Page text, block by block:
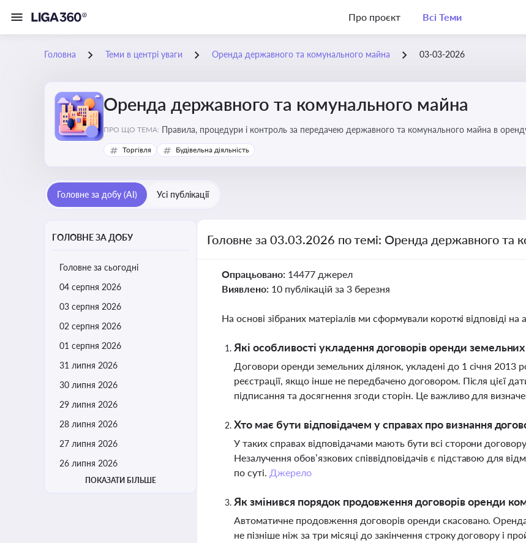
Про проєкт Всі Теми
Головна Теми в центрі уваги Оренда державного та комунального майна 03-03-2026
Оренда державного та комунального майна
ПРО ЩО ТЕМА: Правила, процедури і контроль за передачею державного та комунального майна в
Торгівля Будівельна діяльність
Головне за добу (AI) Усі публікації
ГОЛОВНЕ ЗА ДОБУ
Головне за сьогодні
04 серпня 2026
03 серпня 2026
02 серпня 2026
01 серпня 2026
31 липня 2026
30 липня 2026
29 липня 2026
28 липня 2026
27 липня 2026
26 липня 2026
ПОКАЗАТИ БІЛЬШЕ
Головне за 03.03.2026 по темі: Оренда державного та
Опрацьовано: 14477 джерел
Виявлено: 10 публікацій за 3 березня
На основі зібраних матеріалів ми сформували короткі відповіді на
Які особливості укладення договорів оренди
Договори оренди земельних ділянок, укладені до 1 січня 2013
реєстрації, якщо інше не передбачено договором. Після цієї
підписання та досягнення згоди сторін. Це важливо для
Хто має бути відповідачем у справах про визнання
У таких справах відповідачами мають бути всі сторони
Незалучення обов’язкових співвідповідачів є підставою для
по суті. Джерело
Як змінився порядок продовження договорів оренди
Автоматичне продовження договорів оренди скасовано.
не пізніше ніж за три місяці до закінчення строку договору і